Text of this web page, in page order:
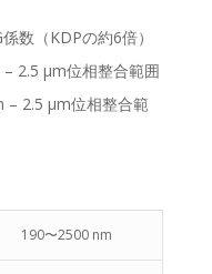
数（KDPの約6倍）
2.5 µm位相整合範囲
– 2.5 µm位相整合範
190〜2500 nm